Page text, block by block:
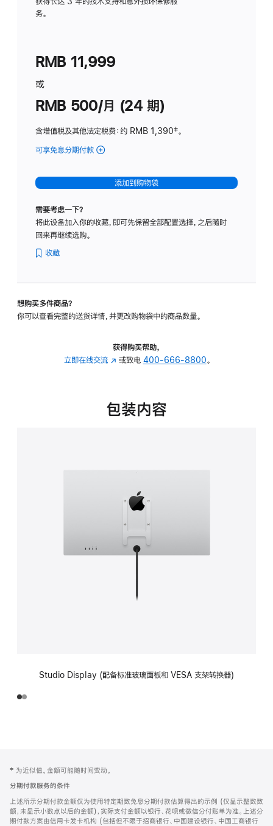
务。
RMB 11,999
或
RMB 500/月 (24 期)
含增值税及其他法定税费：约 RMB 1,390脚
‡。
可享免息分期付款 (Studio
-
标
璃
转
的
添加到购物袋
需要考虑一下？
将此设备加入你的收藏，即可先保留全部配置选择，之后随时
回来再继续选购。
收藏
想购买多件商品？
你可以查看完整的送货详情，并更改购物袋中的商品数量。
获得购买帮助，
立即在线交流 (在
中
或致电 400-666-8800。
包装内容
Studio Display (配备标准玻璃面板和 VESA 支架转换器)
页
页
脚
注
‡ 为近似值。金额可能随时间变动。
分期付款服务的条件
上述所示分期付款金额仅为使用特定期数免息分期付款估算得出的示例 (仅显示整数数
额，未显示小数点以后的金额)，实际支付金额以银行、花呗或微信分付账单为准。上述分
期付款方案由信用卡发卡机构 (包括但不限于招商银行、中国建设银行、中国工商银行